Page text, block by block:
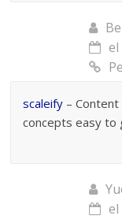
el
scaleify –
concepts easy to
el